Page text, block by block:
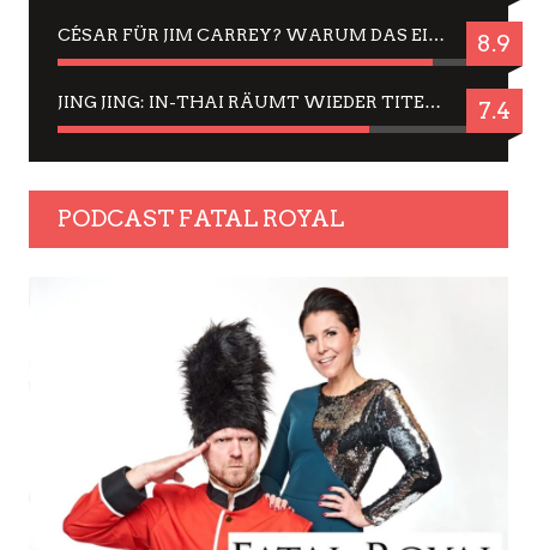
CÉSAR FÜR JIM CARREY? WARUM DAS EINER DER NERVIGSTEN ACTORS IST UND BLEIBT 8.9
JING JING: IN-THAI RÄUMT WIEDER TITEL AB – EIN ZWEI-STUNDEN-ERLEBNISBERICHT 7.4
PODCAST FATAL ROYAL